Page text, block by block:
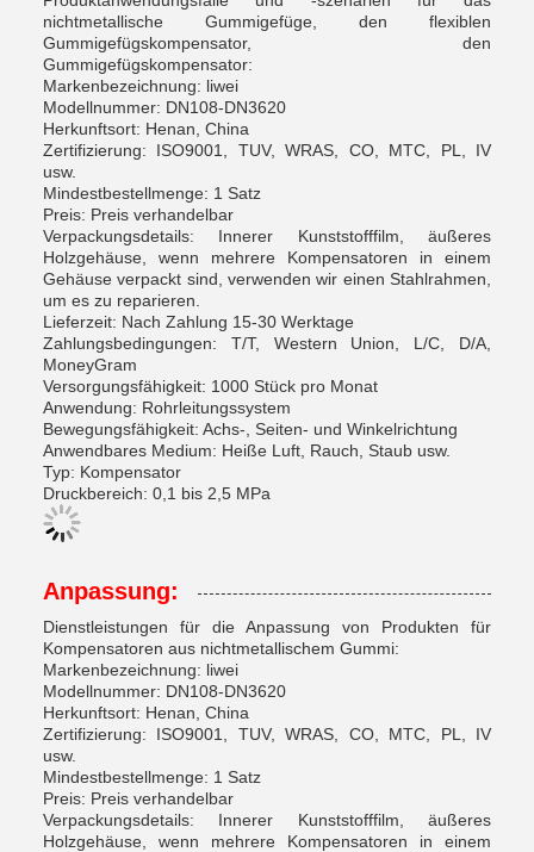
nichtmetallische Gummigefüge, den flexiblen
Gummigefügskompensator, den
Gummigefügskompensator:
Markenbezeichnung: liwei
Modellnummer: DN108-DN3620
Herkunftsort: Henan, China
Zertifizierung: ISO9001, TUV, WRAS, CO, MTC, PL, IV
usw.
Mindestbestellmenge: 1 Satz
Preis: Preis verhandelbar
Verpackungsdetails: Innerer Kunststofffilm, äußeres
Holzgehäuse, wenn mehrere Kompensatoren in einem
Gehäuse verpackt sind, verwenden wir einen Stahlrahmen,
um es zu reparieren.
Lieferzeit: Nach Zahlung 15-30 Werktage
Zahlungsbedingungen: T/T, Western Union, L/C, D/A,
MoneyGram
Versorgungsfähigkeit: 1000 Stück pro Monat
Anwendung: Rohrleitungssystem
Bewegungsfähigkeit: Achs-, Seiten- und Winkelrichtung
Anwendbares Medium: Heiße Luft, Rauch, Staub usw.
Typ: Kompensator
Druckbereich: 0,1 bis 2,5 MPa
Anpassung:
Dienstleistungen für die Anpassung von Produkten für
Kompensatoren aus nichtmetallischem Gummi:
Markenbezeichnung: liwei
Modellnummer: DN108-DN3620
Herkunftsort: Henan, China
Zertifizierung: ISO9001, TUV, WRAS, CO, MTC, PL, IV
usw.
Mindestbestellmenge: 1 Satz
Preis: Preis verhandelbar
Verpackungsdetails: Innerer Kunststofffilm, äußeres
Holzgehäuse, wenn mehrere Kompensatoren in einem